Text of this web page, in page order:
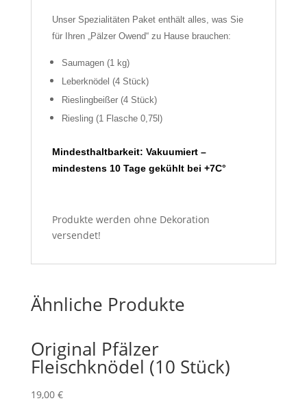
Unser Spezialitäten Paket enthält alles, was Sie
für Ihren „Pälzer Owend“ zu Hause brauchen:
Saumagen (1 kg)
Leberknödel (4 Stück)
Rieslingbeißer (4 Stück)
Riesling (1 Flasche 0,75l)
Mindesthaltbarkeit: Vakuumiert –
mindestens 10 Tage gekühlt bei +7C°
Produkte werden ohne Dekoration
versendet!
Ähnliche Produkte
Original Pfälzer
Fleischknödel (10 Stück)
19,00 €